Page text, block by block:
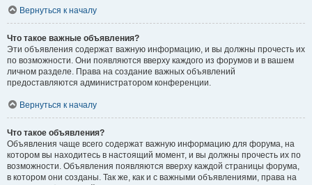
Вернуться к началу
Что такое важные объявления?
Эти объявления содержат важную информацию, и вы должны прочесть их
по возможности. Они появляются вверху каждого из форумов и в вашем
личном разделе. Права на создание важных объявлений
предоставляются администратором конференции.
Вернуться к началу
Что такое объявления?
Объявления чаще всего содержат важную информацию для форума, на
котором вы находитесь в настоящий момент, и вы должны прочесть их по
возможности. Объявления появляются вверху каждой страницы форума,
в котором они созданы. Так же, как и с важными объявлениями, права на